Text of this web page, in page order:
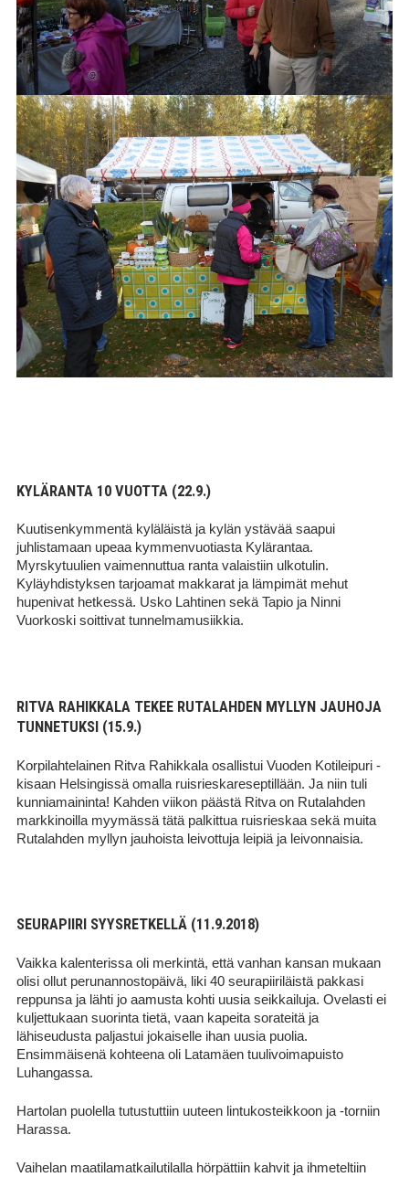
KYLÄRANTA 10 VUOTTA (22.9.)
Kuutisenkymmentä kyläläistä ja kylän ystävää saapui
juhlistamaan upeaa kymmenvuotiasta Kylärantaa.
Myrskytuulien vaimennuttua ranta valaistiin ulkotulin.
Kyläyhdistyksen tarjoamat makkarat ja lämpimät mehut
hupenivat hetkessä. Usko Lahtinen sekä Tapio ja Ninni
Vuorkoski soittivat tunnelmamusiikkia.
RITVA RAHIKKALA TEKEE RUTALAHDEN MYLLYN JAUHOJA
TUNNETUKSI (15.9.)
Korpilahtelainen Ritva Rahikkala osallistui Vuoden Kotileipuri -
kisaan Helsingissä omalla ruisrieskareseptillään. Ja niin tuli
kunniamaininta! Kahden viikon päästä Ritva on Rutalahden
markkinoilla myymässä tätä palkittua ruisrieskaa sekä muita
Rutalahden myllyn jauhoista leivottuja leipiä ja leivonnaisia.
SEURAPIIRI SYYSRETKELLÄ (11.9.2018)
Vaikka kalenterissa oli merkintä, että vanhan kansan mukaan
olisi ollut perunannostopäivä, liki 40 seurapiiriläistä pakkasi
reppunsa ja lähti jo aamusta kohti uusia seikkailuja. Ovelasti ei
kuljettukaan suorinta tietä, vaan kapeita sorateitä ja
lähiseudusta paljastui jokaiselle ihan uusia puolia.
Ensimmäisenä kohteena oli Latamäen tuulivoimapuisto
Luhangassa.
Hartolan puolella tutustuttiin uuteen lintukosteikkoon ja -torniin
Harassa.
Vaihelan maatilamatkailutilalla hörpättiin kahvit ja ihmeteltiin